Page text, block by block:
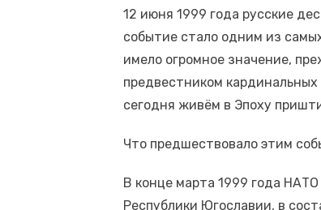
12 июня 1999 года русские
событие стало одним из
имело огромное значение,
предвестником
сегодня живём в Эпоху
Что предшествовало этим
В конце марта 1999 года
Республики Югославии, в